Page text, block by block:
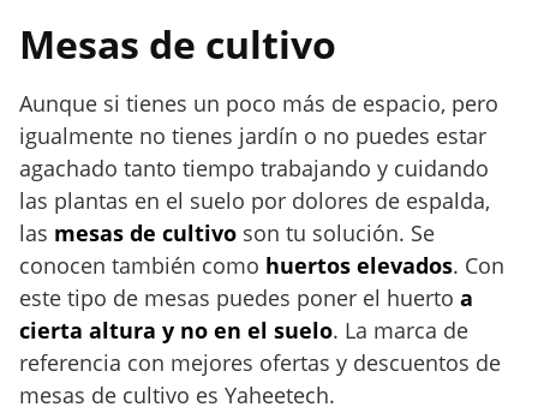
Mesas de cultivo
Aunque si tienes un poco más de espacio, pero
igualmente no tienes jardín o no puedes estar
agachado tanto tiempo trabajando y cuidando
las plantas en el suelo por dolores de espalda,
las mesas de cultivo son tu solución. Se
conocen también como huertos elevados. Con
este tipo de mesas puedes poner el huerto a
cierta altura y no en el suelo. La marca de
referencia con mejores ofertas y descuentos de
mesas de cultivo es Yaheetech.